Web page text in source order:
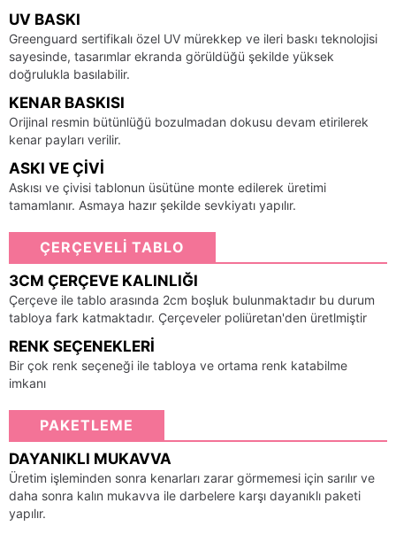
UV BASKI
Greenguard sertifikalı özel UV mürekkep ve ileri baskı teknolojisi
sayesinde, tasarımlar ekranda görüldüğü şekilde yüksek
doğrulukla basılabilir.
KENAR BASKISI
Orijinal resmin bütünlüğü bozulmadan dokusu devam etirilerek
kenar payları verilir.
ASKI VE ÇIVI
Askısı ve çivisi tablonun üsütüne monte edilerek üretimi
tamamlanır. Asmaya hazır şekilde sevkiyatı yapılır.
ÇERÇEVELİ TABLO
3CM ÇERÇEVE KALINLIĞI
Çerçeve ile tablo arasında 2cm boşluk bulunmaktadır bu durum
tabloya fark katmaktadır. Çerçeveler poliüretan'den üretlmiştir
RENK SEÇENEKLERI
Bir çok renk seçeneği ile tabloya ve ortama renk katabilme
imkanı
PAKETLEME
DAYANIKLI MUKAVVA
Üretim işleminden sonra kenarları zarar görmemesi için sarılır ve
daha sonra kalın mukavva ile darbelere karşı dayanıklı paketi
yapılır.